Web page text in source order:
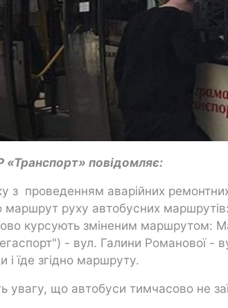
повідомляє:
з проведенням аварійних
маршрут руху автобусних
курсують зміненим маршрутом:
- вул. Галини Романової -
і їде згідно маршруту.
увагу, що автобуси тимчасово не